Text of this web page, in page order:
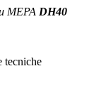
MEPA DH40
tecniche